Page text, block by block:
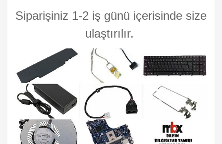
Siparişiniz 1-2 iş günü içerisinde size
ulaştırılır.